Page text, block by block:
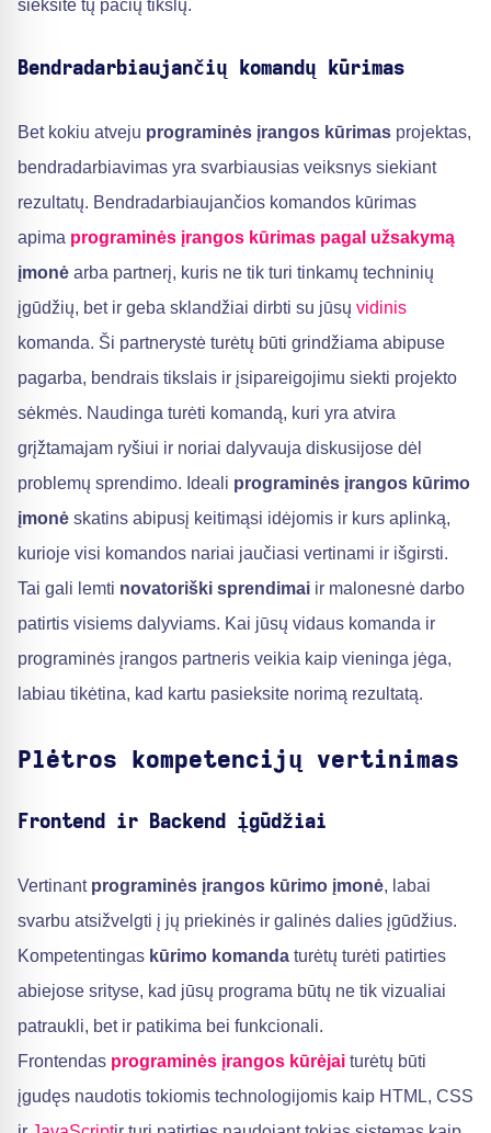
sieksite tų pačių tikslų.
Bendradarbiaujančių komandų kūrimas
Bet kokiu atveju programinės įrangos kūrimas projektas,
bendradarbiavimas yra svarbiausias veiksnys siekiant
rezultatų. Bendradarbiaujančios komandos kūrimas
apima programinės įrangos kūrimas pagal užsakymą
įmonė arba partnerį, kuris ne tik turi tinkamų techninių
įgūdžių, bet ir geba sklandžiai dirbti su jūsų vidinis
komanda. Ši partnerystė turėtų būti grindžiama abipuse
pagarba, bendrais tikslais ir įsipareigojimu siekti projekto
sėkmės. Naudinga turėti komandą, kuri yra atvira
grįžtamajam ryšiui ir noriai dalyvauja diskusijose dėl
problemų sprendimo. Ideali programinės įrangos kūrimo
įmonė skatins abipusį keitimąsi idėjomis ir kurs aplinką,
kurioje visi komandos nariai jaučiasi vertinami ir išgirsti.
Tai gali lemti novatoriški sprendimai ir malonesnė darbo
patirtis visiems dalyviams. Kai jūsų vidaus komanda ir
programinės įrangos partneris veikia kaip vieninga jėga,
labiau tikėtina, kad kartu pasieksite norimą rezultatą.
Plėtros kompetencijų vertinimas
Frontend ir Backend įgūdžiai
Vertinant programinės įrangos kūrimo įmonė, labai
svarbu atsižvelgti į jų priekinės ir galinės dalies įgūdžius.
Kompetentingas kūrimo komanda turėtų turėti patirties
abiejose srityse, kad jūsų programa būtų ne tik vizualiai
patraukli, bet ir patikima bei funkcionali.
Frontendas programinės įrangos kūrėjai turėtų būti
įgudęs naudotis tokiomis technologijomis kaip HTML, CSS